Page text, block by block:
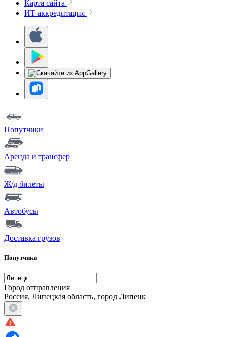
Карта сайта
ИТ-аккредитация
Попутчики
Аренда и трансфер
Ж/д билеты
Автобусы
Доставка грузов
Попутчики
Город отправления
Россия, Липецкая область, город Липецк